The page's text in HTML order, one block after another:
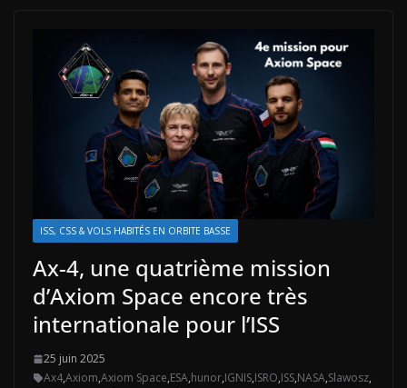
ISS, CSS & VOLS HABITÉS EN ORBITE BASSE
Ax-4, une quatrième mission
d’Axiom Space encore très
internationale pour l’ISS
25 juin 2025
Ax4,Axiom,Axiom Space,ESA,hunor,IGNIS,ISRO,ISS,NASA,Slawosz,